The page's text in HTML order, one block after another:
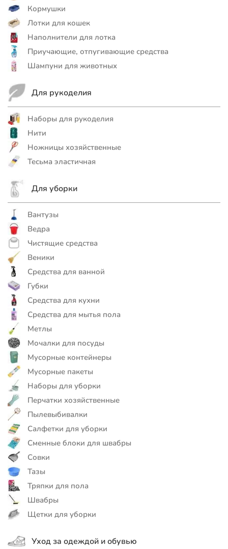
Кормушки
Лотки для кошек
Наполнители для лотка
Приучающие, отпугивающие средства
Шампуни для животных
Для рукоделия
Наборы для рукоделия
Нити
Ножницы хозяйственные
Тесьма эластичная
Для уборки
Вантузы
Ведра
Чистящие средства
Веники
Средства для ванной
Губки
Средства для кухни
Средства для мытья пола
Метлы
Мочалки для посуды
Мусорные контейнеры
Мусорные пакеты
Наборы для уборки
Перчатки хозяйственные
Пылевыбивалки
Салфетки для уборки
Сменные блоки для швабры
Совки
Тазы
Тряпки для пола
Швабры
Щетки для уборки
Уход за одеждой и обувью